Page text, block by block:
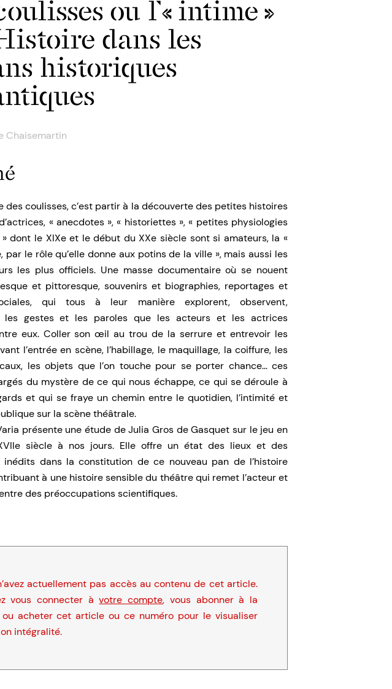
ou l’« intime »
dans les
historiques
Chaisemartin
des coulisses, c’est partir à la découverte des petites histoires
« anecdotes », « historiettes », « petites physiologies
dont le XIXe et le début du XXe siècle sont si amateurs, la «
par le rôle qu’elle donne aux potins de la ville », mais aussi les
les plus officiels. Une masse documentaire où se nouent
et pittoresque, souvenirs et biographies, reportages et
qui tous à leur manière explorent, observent,
les gestes et les paroles que les acteurs et les actrices
eux. Coller son œil au trou de la serrure et entrevoir les
l’entrée en scène, l’habillage, le maquillage, la coiffure, les
les objets que l’on touche pour se porter chance… ces
du mystère de ce qui nous échappe, ce qui se déroule à
et qui se fraye un chemin entre le quotidien, l’intimité et
sur la scène théâtrale.
présente une étude de Julia Gros de Gasquet sur le jeu en
siècle à nos jours. Elle offre un état des lieux et des
inédits dans la constitution de ce nouveau pan de l’histoire
à une histoire sensible du théâtre qui remet l’acteur et
des préoccupations scientifiques.
actuellement pas accès au contenu de cet article.
vous connecter àvotre compte, vous abonner à la
ou acheter cet article ou ce numéro pour le visualiser
intégralité.